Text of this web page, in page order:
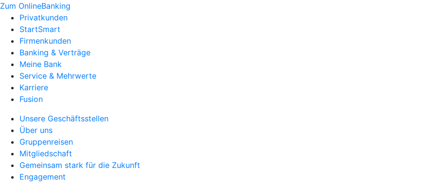
Zum OnlineBanking
Privatkunden
StartSmart
Firmenkunden
Banking & Verträge
Meine Bank
Service & Mehrwerte
Karriere
Fusion
Unsere Geschäftsstellen
Über uns
Gruppenreisen
Mitgliedschaft
Gemeinsam stark für die Zukunft
Engagement